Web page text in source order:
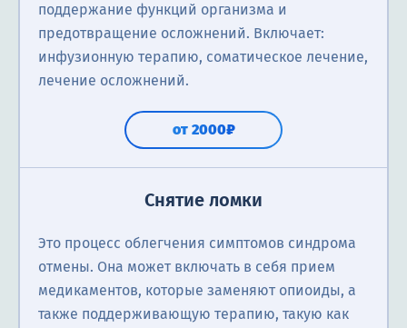
поддержание функций организма и
предотвращение осложнений. Включает:
инфузионную терапию, соматическое лечение,
лечение осложнений.
от 2000₽
Снятие ломки
Это процесс облегчения симптомов синдрома
отмены. Она может включать в себя прием
медикаментов, которые заменяют опиоиды, а
также поддерживающую терапию, такую как